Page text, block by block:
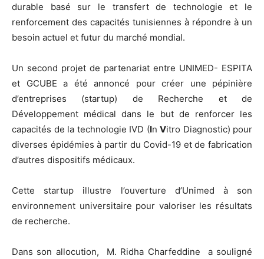
durable basé sur le transfert de technologie et le
renforcement des capacités tunisiennes à répondre à un
besoin actuel et futur du marché mondial.
Un second projet de partenariat entre UNIMED- ESPITA
et GCUBE a été annoncé pour créer une pépinière
d’entreprises (startup) de Recherche et de
Développement médical dans le but de renforcer les
capacités de la technologie IVD (In Vitro Diagnostic) pour
diverses épidémies à partir du Covid-19 et de fabrication
d’autres dispositifs médicaux.
Cette startup illustre l’ouverture d’Unimed à son
environnement universitaire pour valoriser les résultats
de recherche.
Dans son allocution, M. Ridha Charfeddine a souligné